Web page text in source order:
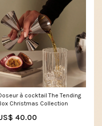
à cocktail The Tending
Christmas Collection
40.00